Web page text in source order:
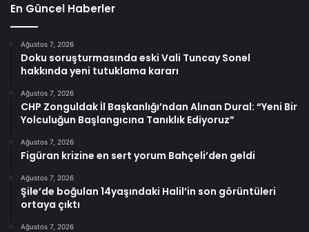
En Güncel Haberler
Ağustos 7, 2026
Doku soruşturmasında eski Vali Tuncay Sonel
hakkında yeni tutuklama kararı
Ağustos 7, 2026
CHP Zonguldak İl Başkanlığı’ndan Alınan Dural: “Yeni Bir
Yolculuğun Başlangıcına Tanıklık Ediyoruz”
Ağustos 7, 2026
Figüran krizine en sert yorum Bahçeli’den geldi
Ağustos 7, 2026
Şile’de boğulan 14yaşındaki Halil’in son görüntüleri
ortaya çıktı
Ağustos 7, 2026